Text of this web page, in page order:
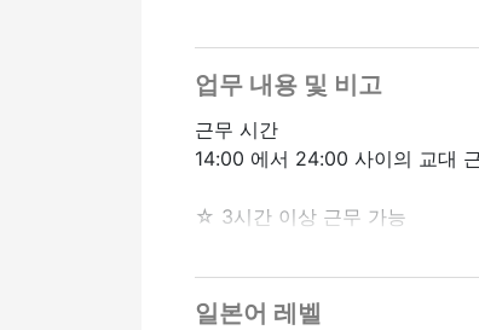
・테이블 정리 및 테이블 청소 등
＜키친 어시스턴스＞
・주방에서의 간단한 요리와 세
로봇 등도 활발히 도입되고 있으
☆ 시간당 1,300엔이라는 높은 시
업무 내용 및 비고
근무 시간
14:00 에서 24:00 사이의 교대
☆ 3시간 이상 근무 가능
일본어 레벨